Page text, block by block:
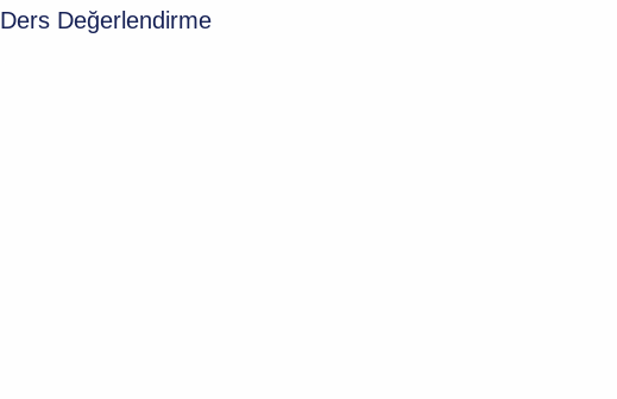
Ders Değerlendirme